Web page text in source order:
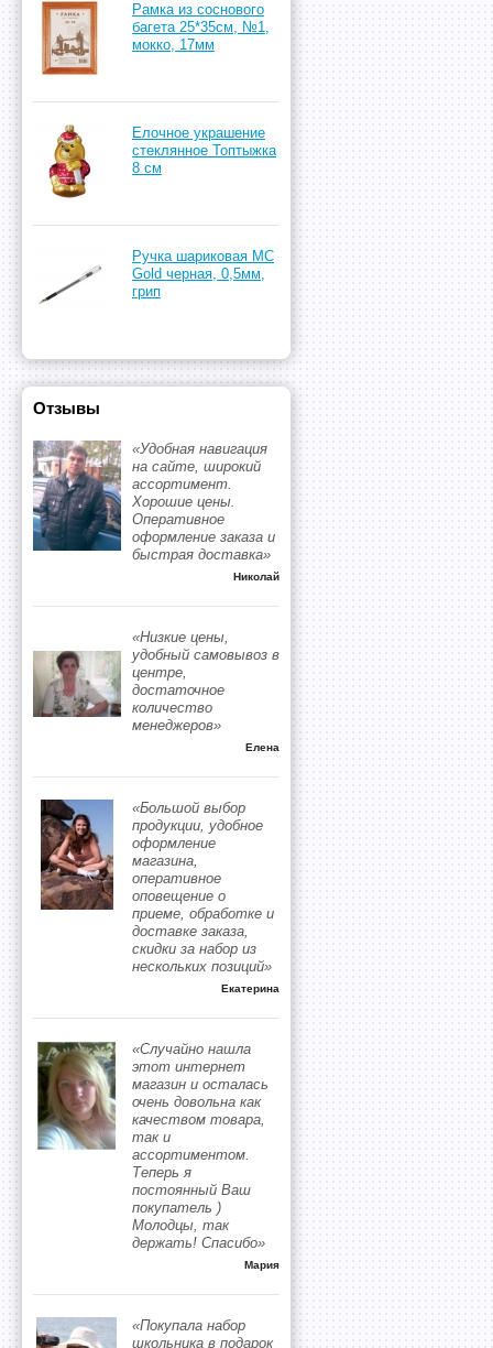
Рамка из соснового
багета 25*35см, №1,
мокко, 17мм
Елочное украшение
стеклянное Топтыжка
8 см
Ручка шариковая MC
Gold черная, 0,5мм,
грип
Отзывы
«Удобная навигация
на сайте, широкий
ассортимент.
Хорошие цены.
Оперативное
оформление заказа и
быстрая доставка»
Николай
«Низкие цены,
удобный самовывоз в
центре,
достаточное
количество
менеджеров»
Елена
«Большой выбор
продукции, удобное
оформление
магазина,
оперативное
оповещение о
приеме, обработке и
доставке заказа,
скидки за набор из
нескольких позиций»
Екатерина
«Случайно нашла
этот интернет
магазин и осталась
очень довольна как
качеством товара,
так и
ассортиментом.
Теперь я
постоянный Ваш
покупатель )
Молодцы, так
держать! Спасибо»
Мария
«Покупала набор
школьника в подарок